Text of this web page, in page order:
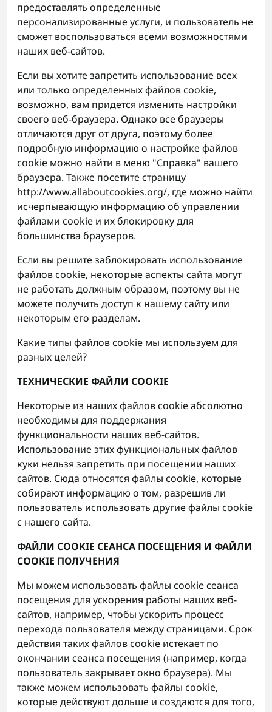
предоставлять определенные
персонализированные услуги, и пользователь не
сможет воспользоваться всеми возможностями
наших веб-сайтов.
Если вы хотите запретить использование всех
или только определенных файлов cookie,
возможно, вам придется изменить настройки
своего веб-браузера. Однако все браузеры
отличаются друг от друга, поэтому более
подробную информацию о настройке файлов
cookie можно найти в меню "Справка" вашего
браузера. Также посетите страницу
http://www.allaboutcookies.org/, где можно найти
исчерпывающую информацию об управлении
файлами cookie и их блокировку для
большинства браузеров.
Если вы решите заблокировать использование
файлов cookie, некоторые аспекты сайта могут
не работать должным образом, поэтому вы не
можете получить доступ к нашему сайту или
некоторым его разделам.
Какие типы файлов cookie мы используем для
разных целей?
ТЕХНИЧЕСКИЕ ФАЙЛИ COOKIE
Некоторые из наших файлов cookie абсолютно
необходимы для поддержания
функциональности наших веб-сайтов.
Использование этих функциональных файлов
куки нельзя запретить при посещении наших
сайтов. Сюда относятся файлы cookie, которые
собирают информацию о том, разрешив ли
пользователь использовать другие файлы cookie
с нашего сайта.
ФАЙЛИ COOKIE СЕАНСА ПОСЕЩЕНИЯ И ФАЙЛИ
COOKIE ПОЛУЧЕНИЯ
Мы можем использовать файлы cookie сеанса
посещения для ускорения работы наших веб-
сайтов, например, чтобы ускорить процесс
перехода пользователя между страницами. Срок
действия таких файлов cookie истекает по
окончании сеанса посещения (например, когда
пользователь закрывает окно браузера). Мы
также можем использовать файлы cookie,
которые действуют дольше и создаются для того,